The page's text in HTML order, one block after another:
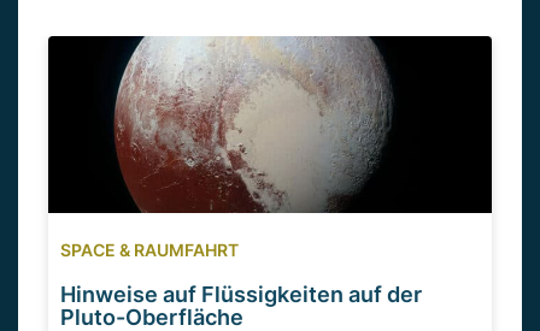
SPACE & RAUMFAHRT
Hinweise auf Flüssigkeiten auf der
Pluto-Oberfläche